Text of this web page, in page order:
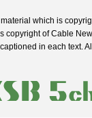
which is
copyright of Cable
in each text.